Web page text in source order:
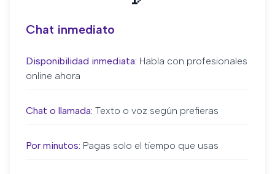
Chat inmediato
Disponibilidad inmediata: Habla con profesionales
online ahora
Chat o llamada: Texto o voz según prefieras
Por minutos: Pagas solo el tiempo que usas